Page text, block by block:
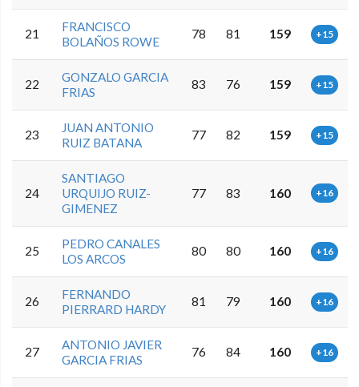
21
FRANCISCO
BOLAÑOS ROWE
78 81 159 +15
22
GONZALO GARCIA
FRIAS
83 76 159 +15
23
JUAN ANTONIO
RUIZ BATANA
77 82 159 +15
24
SANTIAGO
URQUIJO RUIZ-
GIMENEZ
77 83 160 +16
25
PEDRO CANALES
LOS ARCOS
80 80 160 +16
26
FERNANDO
PIERRARD HARDY
81 79 160 +16
27
ANTONIO JAVIER
GARCIA FRIAS
76 84 160 +16